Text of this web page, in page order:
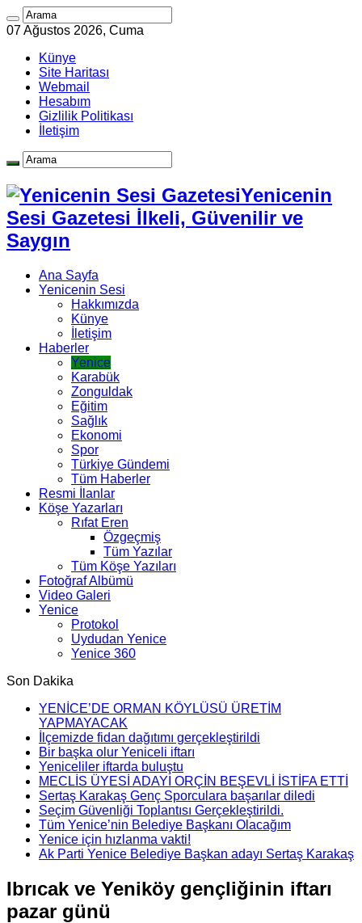
07 Ağustos 2026, Cuma
Künye
Site Haritası
Webmail
Hesabım
Gizlilik Politikası
İletişim
Yenicenin
Sesi Gazetesi İlkeli, Güvenilir ve
Saygın
Ana Sayfa
Yenicenin Sesi
Hakkımızda
Künye
İletişim
Haberler
Yenice
Karabük
Zonguldak
Eğitim
Sağlık
Ekonomi
Spor
Türkiye Gündemi
Tüm Haberler
Resmi İlanlar
Köşe Yazarları
Rıfat Eren
Özgeçmiş
Tüm Yazılar
Tüm Köşe Yazıları
Fotoğraf Albümü
Video Galeri
Yenice
Protokol
Uydudan Yenice
Yenice 360
Son Dakika
YENİCE’DE ORMAN KÖYLÜSÜ ÜRETİM
YAPMAYACAK
İlçemizde fidan dağıtımı gerçekleştirildi
Bir başka olur Yeniceli iftarı
Yeniceliler iftarda buluştu
MECLİS ÜYESİ ADAYI ORÇİN BEŞEVLİ İSTİFA ETTİ
Sertaş Karakaş Genç Sporculara başarılar diledi
Seçim Güvenliği Toplantısı Gerçekleştirildi.
Tüm Yenice’nin Belediye Başkanı Olacağım
Yenice için hızlanma vakti!
Ak Parti Yenice Belediye Başkan adayı Sertaş Karakaş
Ibrıcak ve Yeniköy gençliğinin iftarı
pazar günü